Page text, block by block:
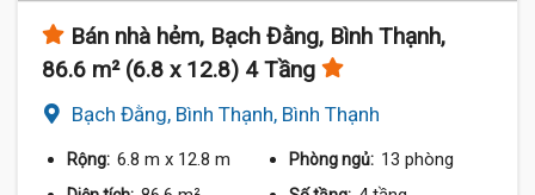
Bán nhà hẻm, Bạch Đằng, Bình Thạnh,
86.6 m² (6.8 x 12.8) 4 Tầng
Bạch Đằng, Bình Thạnh, Bình Thạnh
Rộng: 6.8 m x 12.8 m Phòng ngủ: 13 phòng